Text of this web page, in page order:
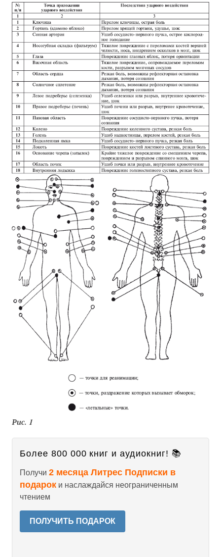
Рис. 1
Более 800 000 книг и аудиокниг! 📚
Получи 2 месяца Литрес Подписки в
подарок и наслаждайся неограниченным
чтением
ПОЛУЧИТЬ ПОДАРОК